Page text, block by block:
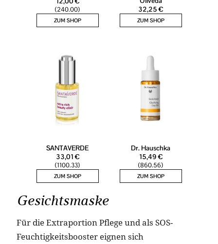
Gesichtsmaske
Für die Extraportion Pflege und als SOS-
Feuchtigkeitsbooster eignen sich